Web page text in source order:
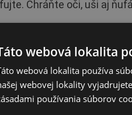
Chráňte oči, uši aj
upozornenie:
pred dosahom detí!
obalov a
webová lokalita
webová lokalita používa
webovej lokality
používania súborov